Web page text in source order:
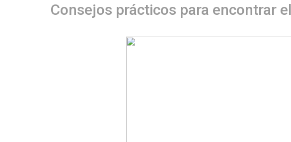
Consejos prácticos para encontrar